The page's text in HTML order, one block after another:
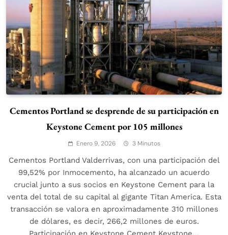
Cementos Portland se desprende de su participación en
Keystone Cement por 105 millones
Enero 9, 2026 3 Minutos
Cementos Portland Valderrivas, con una participación del
99,52% por Inmocemento, ha alcanzado un acuerdo
crucial junto a sus socios en Keystone Cement para la
venta del total de su capital al gigante Titan America. Esta
transacción se valora en aproximadamente 310 millones
de dólares, es decir, 266,2 millones de euros.